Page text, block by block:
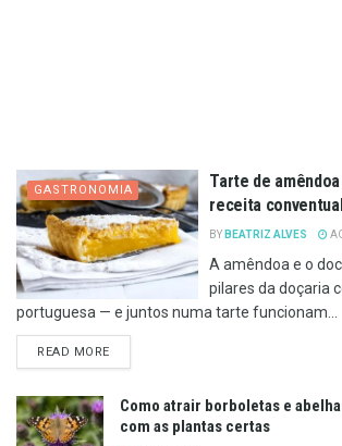
GASTRONOMIA
Tarte de
receita
BY BEATRIZ ALVES
A amêndoa e o
pilares da doçaria
portuguesa — e juntos numa tarte funcionam...
READ MOREDETAILS
Como atrair borboletas e
com as plantas certas